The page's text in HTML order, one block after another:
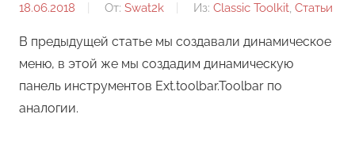
18.06.2018 От: Swat2k Из: Classic Toolkit, Статьи
В предыдущей статье мы создавали динамическое
меню, в этой же мы создадим динамическую
панель инструментов Ext.toolbar.Toolbar по
аналогии.